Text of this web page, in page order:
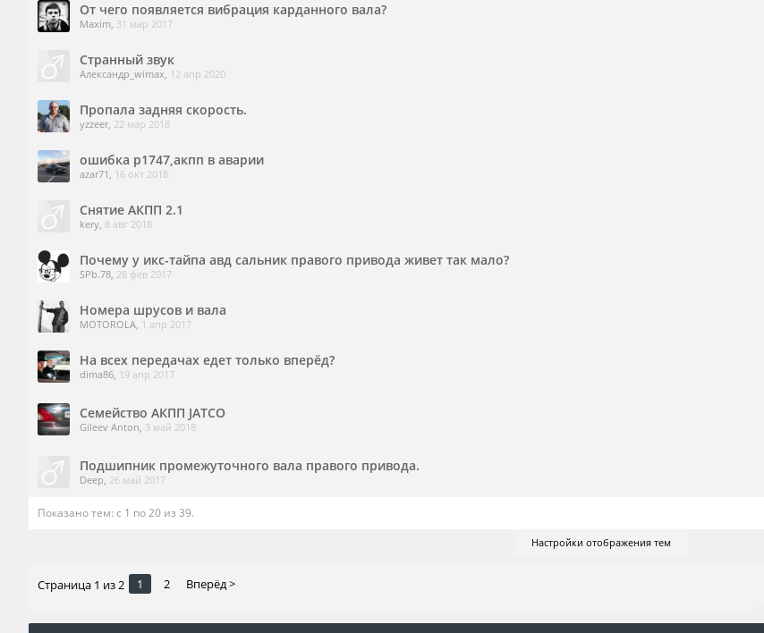
От чего появляется вибрация карданного вала?
Maxim, 31 мар 2017
Странный звук
Александр_wimax, 12 апр 2020
Пропала задняя скорость.
yzzeer, 22 мар 2018
ошибка p1747,акпп в аварии
azar71 , 16 окт 2018
Снятие АКПП 2.1
kery, 8 авг 2018
Почему у икс-тайпа авд сальник правого привода живет так мало?
SPb.78, 28 фев 2017
Номера шрусов и вала
MOTOROLA, 1 апр 2017
На всех передачах едет только вперёд?
dima86, 19 апр 2017
Семейство АКПП JATCO
Gileev Anton, 3 май 2018
Подшипник промежуточного вала правого привода.
Deep, 26 май 2017
Показано тем: с 1 по 20 из 39.
Настройки отображения тем
Страница 1 из 2 1 2 Вперёд >